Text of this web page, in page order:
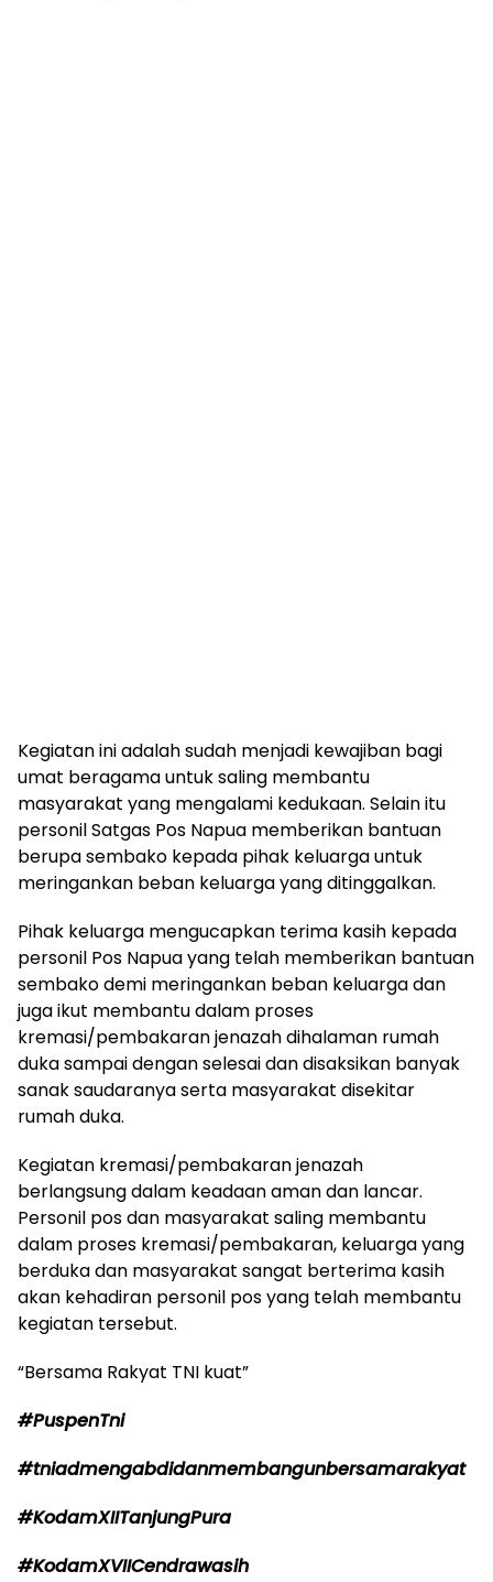
Kegiatan ini adalah sudah menjadi kewajiban bagi
umat beragama untuk saling membantu
masyarakat yang mengalami kedukaan. Selain itu
personil Satgas Pos Napua memberikan bantuan
berupa sembako kepada pihak keluarga untuk
meringankan beban keluarga yang ditinggalkan.
Pihak keluarga mengucapkan terima kasih kepada
personil Pos Napua yang telah memberikan bantuan
sembako demi meringankan beban keluarga dan
juga ikut membantu dalam proses
kremasi/pembakaran jenazah dihalaman rumah
duka sampai dengan selesai dan disaksikan banyak
sanak saudaranya serta masyarakat disekitar
rumah duka.
Kegiatan kremasi/pembakaran jenazah
berlangsung dalam keadaan aman dan lancar.
Personil pos dan masyarakat saling membantu
dalam proses kremasi/pembakaran, keluarga yang
berduka dan masyarakat sangat berterima kasih
akan kehadiran personil pos yang telah membantu
kegiatan tersebut.
“Bersama Rakyat TNI kuat”
#PuspenTni
#tniadmengabdidanmembangunbersamarakyat
#KodamXIITanjungPura
#KodamXVIICendrawasih